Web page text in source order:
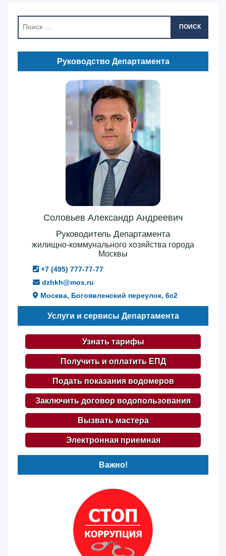
ПОИСК
Руководство Департамента
Соловьев Александр Андреевич
Руководитель Департамента
жилищно-коммунального хозяйства города
Москвы
+7 (495) 777-77-77
dzhkh@mos.ru
Москва, Богоявленский переулок, 6с2
Услуги и сервисы Департамента
Узнать тарифы
Получить и оплатить ЕПД
Подать показания водомеров
Заключить договор водопользования
Вызвать мастера
Электронная приемная
Важно!